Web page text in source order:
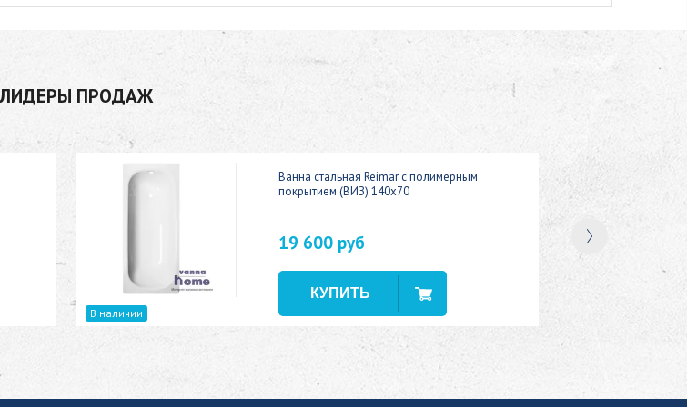
ПРОДАЖ
В наличии
Ванна стальная Reimar с полимерным
покрытием (ВИЗ) 140x70
19 600 руб